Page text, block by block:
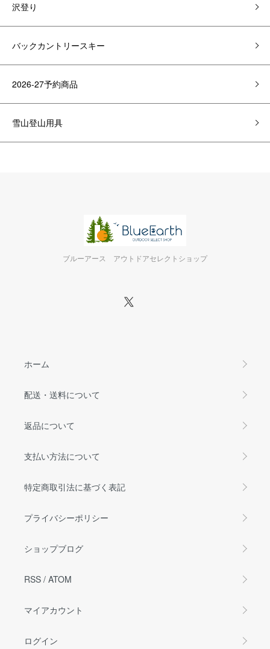
沢登り
バックカントリースキー
2026-27予約商品
雪山登山用具
ブルーアース アウトドアセレクトショップ
ホーム
配送・送料について
返品について
支払い方法について
特定商取引法に基づく表記
プライバシーポリシー
ショップブログ
RSS / ATOM
マイアカウント
ログイン